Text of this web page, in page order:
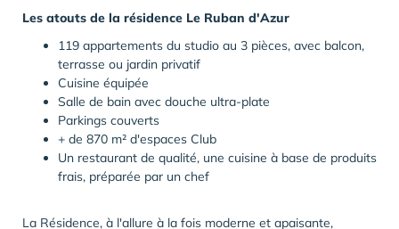
Les atouts de la résidence Le Ruban d'Azur
119 appartements du studio au 3 pièces, avec balcon,
terrasse ou jardin privatif
Cuisine équipée
Salle de bain avec douche ultra-plate
Parkings couverts
+ de 870 m² d'espaces Club
Un restaurant de qualité, une cuisine à base de produits
frais, préparée par un chef
La Résidence, à l'allure à la fois moderne et apaisante,